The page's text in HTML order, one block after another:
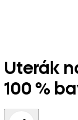
Uterák
100 %